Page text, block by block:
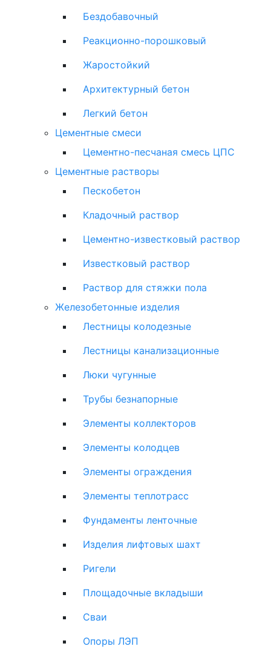
Бездобавочный
Реакционно-порошковый
Жаростойкий
Архитектурный бетон
Легкий бетон
Цементные смеси
Цементно-песчаная смесь ЦПС
Цементные растворы
Пескобетон
Кладочный раствор
Цементно-известковый раствор
Известковый раствор
Раствор для стяжки пола
Железобетонные изделия
Лестницы колодезные
Лестницы канализационные
Люки чугунные
Трубы безнапорные
Элементы коллекторов
Элементы колодцев
Элементы ограждения
Элементы теплотрасс
Фундаменты ленточные
Изделия лифтовых шахт
Ригели
Площадочные вкладыши
Сваи
Опоры ЛЭП